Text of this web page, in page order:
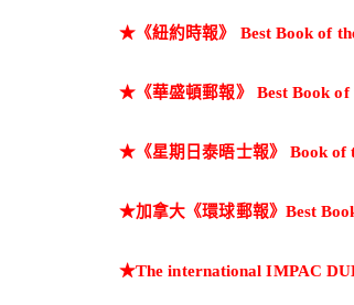
★《紐約時報》 Best Book of
★《華盛頓郵報》 Best Book of
★《星期日泰晤士報》 Book of
★加拿大《環球郵報》 Best
★The international IMPAC